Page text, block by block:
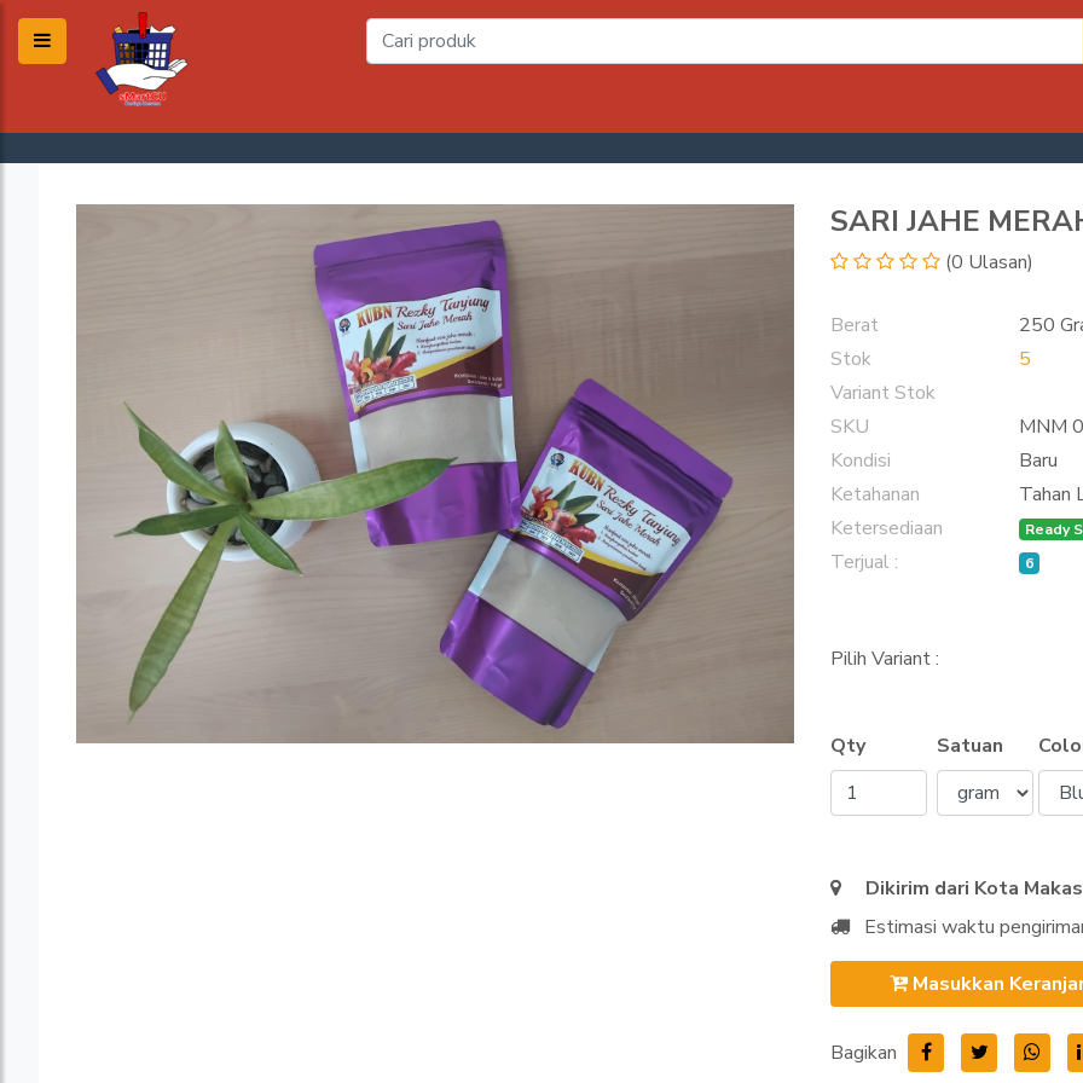
SARI JAHE
(0 Ulasan)
Berat
250
Stok
5
Variant Stok
SKU
MNM
Kondisi
Baru
Ketahanan
Tahan
Ketersediaan
Ready
Terjual : 6
Pilih Variant :
Qty Satuan
Dikirim dari Kota
Estimasi waktu
Masukkan
Bagikan